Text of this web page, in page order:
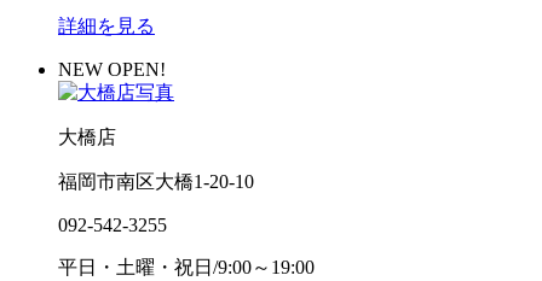
詳細を見る
NEW OPEN!
大橋店
福岡市南区大橋1-20-10
092-542-3255
平日・土曜・祝日/9:00～19:00